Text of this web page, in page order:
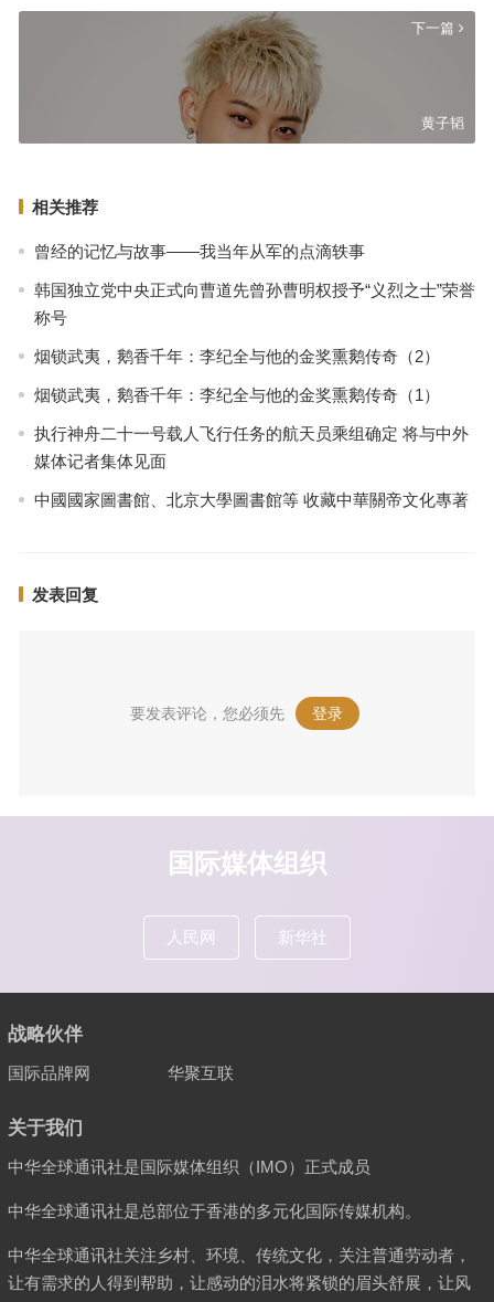
下一篇
黄子韬
相关推荐
曾经的记忆与故事——我当年从军的点滴轶事
韩国独立党中央正式向曹道先曾孙曹明权授予“义烈之士”荣誉
称号
烟锁武夷，鹅香千年：李纪全与他的金奖熏鹅传奇（2）
烟锁武夷，鹅香千年：李纪全与他的金奖熏鹅传奇（1）
执行神舟二十一号载人飞行任务的航天员乘组确定 将与中外
媒体记者集体见面
中國國家圖書館、北京大學圖書館等 收藏中華關帝文化專著
发表回复
要发表评论，您必须先 登录 。
国际媒体组织
人民网 新华社
战略伙伴
国际品牌网 华聚互联
关于我们
中华全球通讯社是国际媒体组织（IMO）正式成员
中华全球通讯社是总部位于香港的多元化国际传媒机构。
中华全球通讯社关注乡村、环境、传统文化，关注普通劳动者，
让有需求的人得到帮助，让感动的泪水将紧锁的眉头舒展，让风